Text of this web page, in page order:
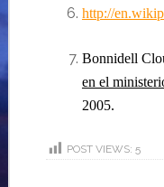
http://
Bonnidell
en el
2005.
POST VIEWS: 5